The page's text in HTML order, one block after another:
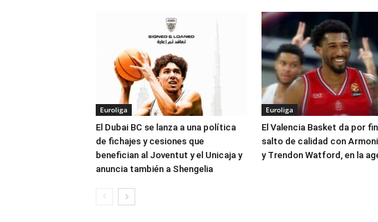
Euroliga
El Dubai BC se lanza a una política
de fichajes y cesiones que
benefician al Joventut y el Unicaja y
anuncia también a Shengelia
Euroliga
El Valencia Basket da por
salto de calidad con
y Trendon Watford, en la